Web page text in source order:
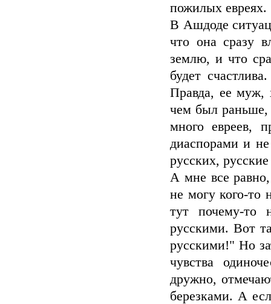
пожилых евреях.
В Ашдоде
что она сразу
землю, и что
будет
Правда, ее муж,
чем был раньше,
много евреев,
диаспорами и
русских,
А мне все равно,
не могу кого-то
тут почему-то
русскими. Вот
русскими!" Но
чувства
дружно,
березками. А